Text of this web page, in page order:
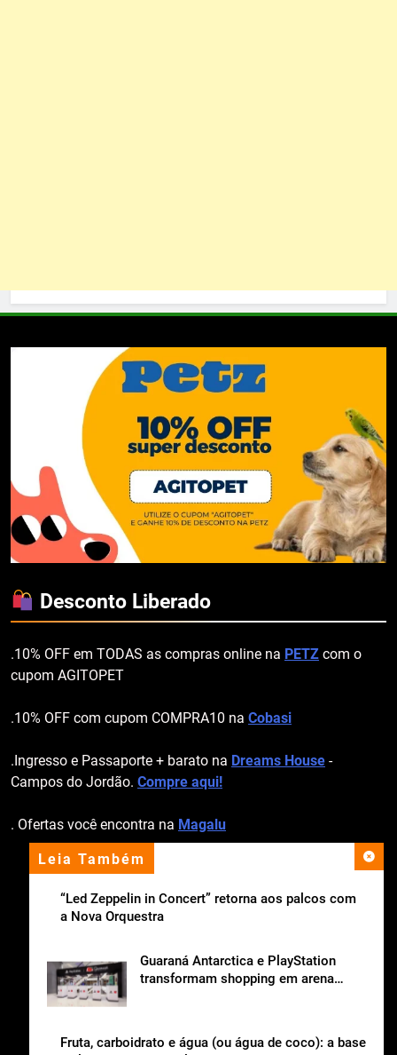
Leia Também
“Led Zeppelin in Concert” retorna aos palcos com
a Nova Orquestra
Guaraná Antarctica e PlayStation
transformam shopping em arena
Fruta, carboidrato e água (ou água de coco): a base
Desconto Liberado
.10% OFF em TODAS as compras online na PETZ com o
cupom AGITOPET
.10% OFF com cupom COMPRA10 na Cobasi
.Ingresso e Passaporte + barato na Dreams House -
Campos do Jordão. Compre aqui!
. Ofertas você encontra na Magalu
apoio institucional